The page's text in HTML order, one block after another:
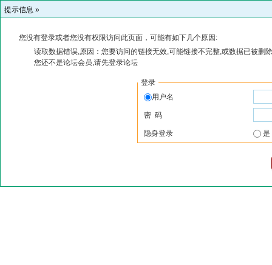
提示信息 »
您没有登录或者您没有权限访问此页面，可能有如下几个原因:
读取数据错误,原因：您要访问的链接无效,可能链接不完整,或数据已被删
您还不是论坛会员,请先登录论坛
登录
用户名
密 码
隐身登录